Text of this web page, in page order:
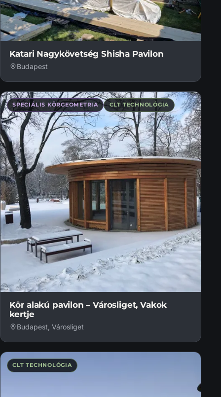
Katari Nagykövetség Shisha Pavilon
Budapest
SPECIÁLIS KÖRGEOMETRIA CLT TECHNOLÓGIA
Kör alakú pavilon – Városliget, Vakok
kertje
Budapest, Városliget
CLT TECHNOLÓGIA